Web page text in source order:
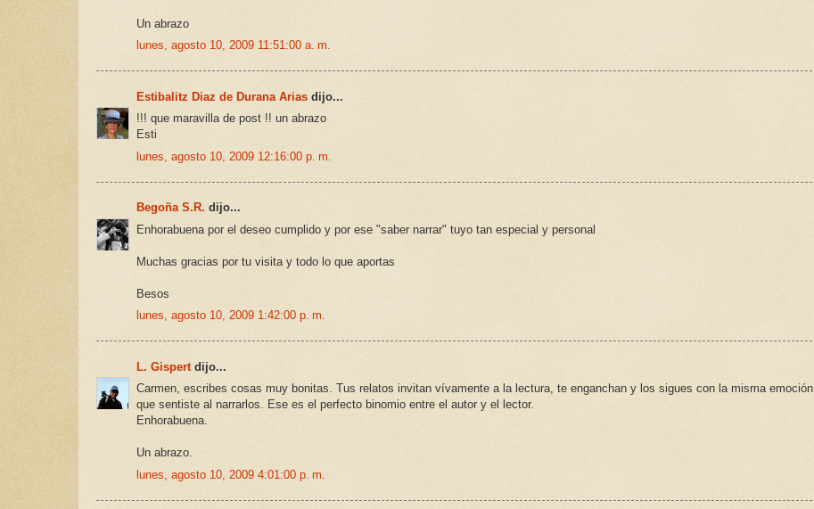
Un abrazo
lunes, agosto 10, 2009 11:51:00 a. m.
Estibalitz Diaz de Durana Arias dijo...
!!! que maravilla de post !! un abrazo
Esti
lunes, agosto 10, 2009 12:16:00 p. m.
Begoña S.R. dijo...
Enhorabuena por el deseo cumplido y por ese "saber narrar" tuyo tan especial y personal
Muchas gracias por tu visita y todo lo que aportas
Besos
lunes, agosto 10, 2009 1:42:00 p. m.
L. Gispertdijo...
Carmen, escribes cosas muy bonitas. Tus relatos invitan vívamente a la lectura, te enganchan y los sigues con la misma emoción
que sentiste al narrarlos. Ese es el perfecto binomio entre el autor y el lector.
Enhorabuena.
Un abrazo.
lunes, agosto 10, 2009 4:01:00 p. m.